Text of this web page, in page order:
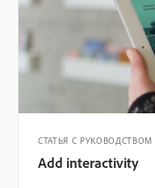
СТАТЬЯ С РУКОВОДСТВОМ
Add interactivity